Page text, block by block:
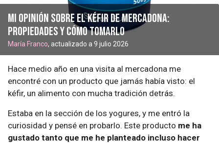
Mi opinión sobre el kéfir de Mercadona:
propiedades y cómo tomarlo
María Franco, actualizado a 9 julio 2026
Hace medio año en una visita al mercadona me
encontré con un producto que jamás había visto: el
kéfir, un alimento con mucha tradición detrás.
Estaba en la sección de los yogures, y me entró la
curiosidad y pensé en probarlo. Este producto me ha
gustado tanto que me he planteado incluso hacer